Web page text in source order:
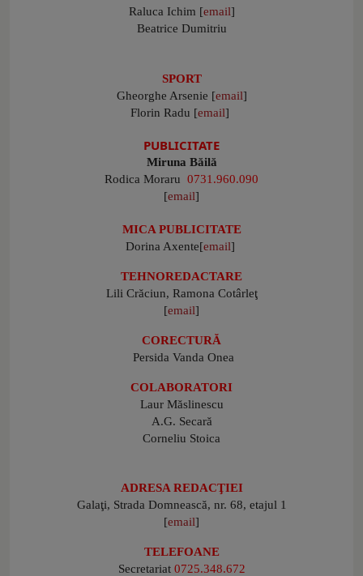
Raluca Ichim [email]
Beatrice Dumitriu
SPORT
Gheorghe Arsenie [email]
Florin Radu [email]
PUBLICITATE
Miruna Băilă
Rodica Moraru 0731.960.090
[email]
MICA PUBLICITATE
Dorina Axente[email]
TEHNOREDACTARE
Lili Crăciun, Ramona Cotârleţ
[email]
CORECTURĂ
Persida Vanda Onea
COLABORATORI
Laur Măslinescu
A.G. Secară
Corneliu Stoica
ADRESA REDACŢIEI
Galaţi, Strada Domnească, nr. 68, etajul 1
[email]
TELEFOANE
Secretariat 0725.348.672